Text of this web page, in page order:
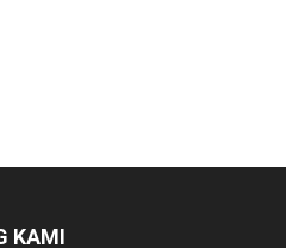
KAMI